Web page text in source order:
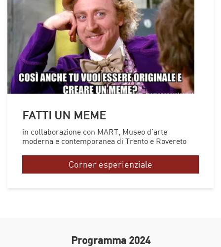
FATTI UN MEME
in collaborazione con MART, Museo d’arte
moderna e contemporanea di Trento e Rovereto
Corner esperienziale
Programma 2024